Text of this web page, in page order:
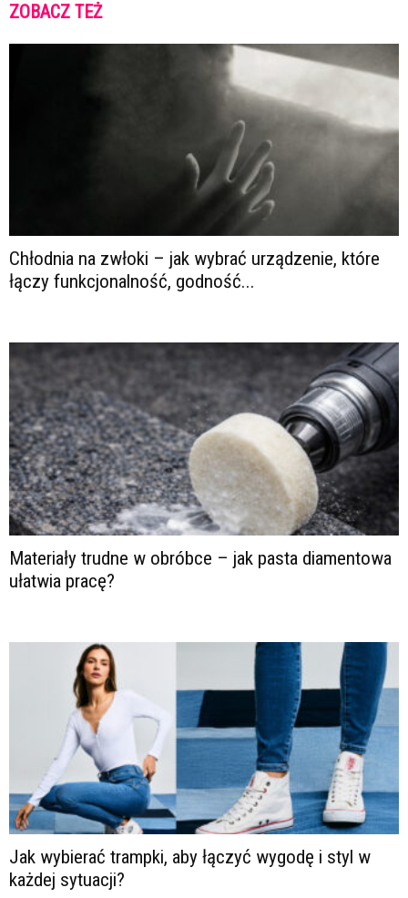
ZOBACZ TEŻ
Chłodnia na zwłoki – jak wybrać urządzenie, które
łączy funkcjonalność, godność...
Materiały trudne w obróbce – jak pasta diamentowa
ułatwia pracę?
Jak wybierać trampki, aby łączyć wygodę i styl w
każdej sytuacji?